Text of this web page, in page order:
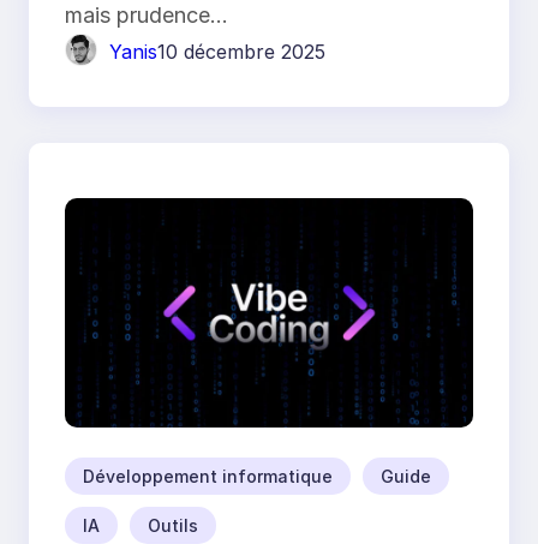
mais prudence…
Yanis10 décembre 2025
Développement informatique Guide
IA Outils